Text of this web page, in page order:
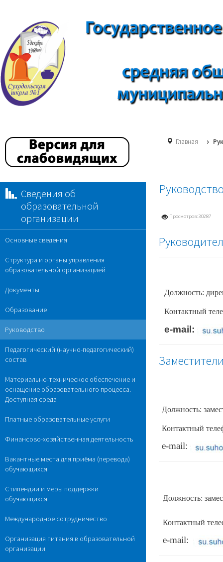
Главная
Просмотров: 30287
Должность:
Контактный
e-mail:
Должность:
Контактный
e-mail:
Должность:
Контактный
e-mail:
Сведения об
образовательной
организации
Основные сведения
Структура и органы управления
образовательной организацией
Документы
Образование
Руководство
Педагогический (научно-педагогический)
состав
Материально-техническое обеспечение и
оснащение образовательного процесса.
Доступная среда
Платные образовательные услуги
Финансово-хозяйственная деятельность
Вакантные места для приёма (перевода)
обучающихся
Стипендии и меры поддержки
обучающихся
Международное сотрудничество
Организация питания в образовательной
организации